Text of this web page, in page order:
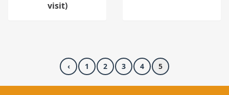
visit)
‹ 1 2 3 4 5